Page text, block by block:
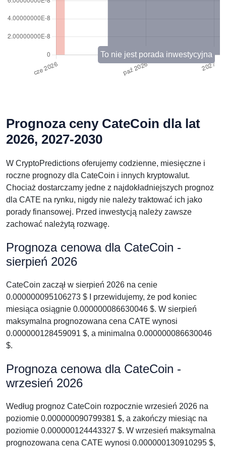
To nie jest porada inwestycyjna
Prognoza ceny CateCoin dla lat
2026, 2027-2030
W CryptoPredictions oferujemy codzienne, miesięczne i
roczne prognozy dla CateCoin i innych kryptowalut.
Chociaż dostarczamy jedne z najdokładniejszych prognoz
dla CATE na rynku, nigdy nie należy traktować ich jako
porady finansowej. Przed inwestycją należy zawsze
zachować należytą rozwagę.
Prognoza cenowa dla CateCoin -
sierpień 2026
CateCoin zaczął w sierpień 2026 na cenie
0.000000095106273 $ I przewidujemy, że pod koniec
miesiąca osiągnie 0.000000086630046 $. W sierpień
maksymalna prognozowana cena CATE wynosi
0.000000128459091 $, a minimalna 0.000000086630046
$.
Prognoza cenowa dla CateCoin -
wrzesień 2026
Według prognoz CateCoin rozpocznie wrzesień 2026 na
poziomie 0.000000090799381 $, a zakończy miesiąc na
poziomie 0.000000124443327 $. W wrzesień maksymalna
prognozowana cena CATE wynosi 0.000000130910295 $,